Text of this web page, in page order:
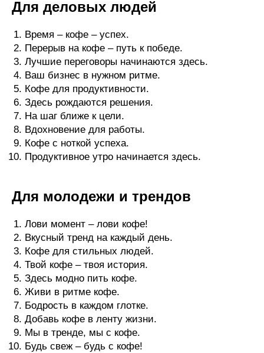
Для деловых людей
Время – кофе – успех.
Перерыв на кофе – путь к победе.
Лучшие переговоры начинаются здесь.
Ваш бизнес в нужном ритме.
Кофе для продуктивности.
Здесь рождаются решения.
На шаг ближе к цели.
Вдохновение для работы.
Кофе с ноткой успеха.
Продуктивное утро начинается здесь.
Для молодежи и трендов
Лови момент – лови кофе!
Вкусный тренд на каждый день.
Кофе для стильных людей.
Твой кофе – твоя история.
Здесь модно пить кофе.
Живи в ритме кофе.
Бодрость в каждом глотке.
Добавь кофе в ленту жизни.
Мы в тренде, мы с кофе.
Будь свеж – будь с кофе!